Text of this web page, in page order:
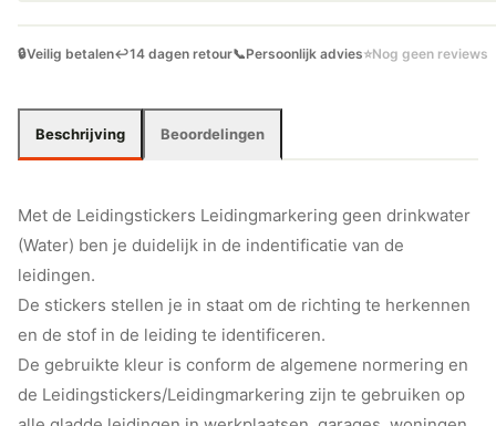
🔒Veilig betalen↩️14 dagen retour📞Persoonlijk advies⭐Nog geen reviews
Beschrijving Beoordelingen
Met de Leidingstickers Leidingmarkering geen drinkwater
(Water) ben je duidelijk in de indentificatie van de
leidingen.
De stickers stellen je in staat om de richting te herkennen
en de stof in de leiding te identificeren.
De gebruikte kleur is conform de algemene normering en
de Leidingstickers/Leidingmarkering zijn te gebruiken op